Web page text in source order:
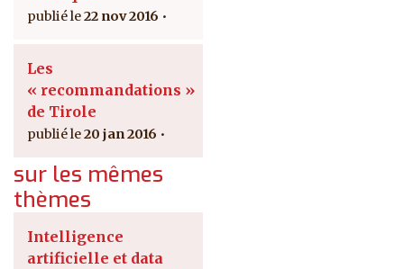
22 nov 2016
Les
« recommandations »
de Tirole
20 jan 2016
sur les mêmes
thèmes
Intelligence
artificielle et data